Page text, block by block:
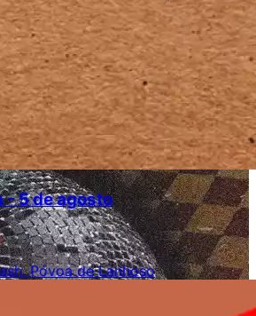
- 5 de agosto
Póvoa de Lanhoso